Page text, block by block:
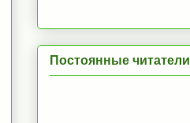
Постоянные читатели